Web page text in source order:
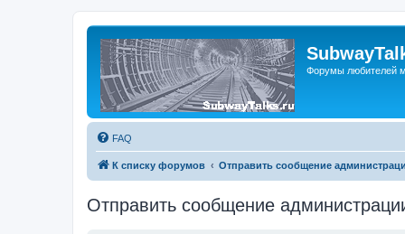
Форумы любителей
FAQ
К списку форумов Отправить сообщение
Отправить сообщение